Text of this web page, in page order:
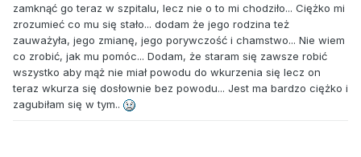
zamknąć go teraz w szpitalu, lecz nie o to mi chodziło... Ciężko mi
zrozumieć co mu się stało... dodam że jego rodzina też
zauważyła, jego zmianę, jego porywczość i chamstwo... Nie wiem
co zrobić, jak mu pomóc... Dodam, że staram się zawsze robić
wszystko aby mąż nie miał powodu do wkurzenia się lecz on
teraz wkurza się dosłownie bez powodu... Jest ma bardzo ciężko i
zagubiłam się w tym..